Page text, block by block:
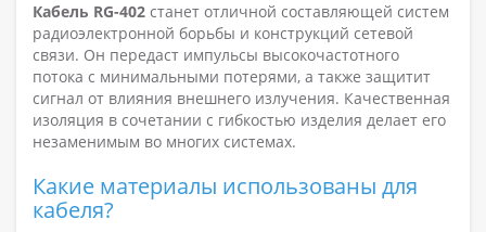
Кабель RG-402 станет отличной составляющей систем
радиоэлектронной борьбы и конструкций сетевой
связи. Он передаст импульсы высокочастотного
потока с минимальными потерями, а также защитит
сигнал от влияния внешнего излучения. Качественная
изоляция в сочетании с гибкостью изделия делает его
незаменимым во многих системах.
Какие материалы использованы для
кабеля?